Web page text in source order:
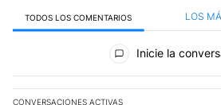
TODOS LOS COMENTARIOS LOS
Todos los comentarios
Inicie la
CONVERSACIONES ACTIVAS